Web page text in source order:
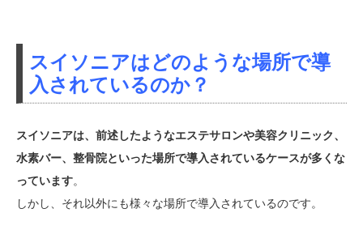
スイソニアはどのような場所で導
入されているのか？
スイソニアは、前述したようなエステサロンや美容クリニック、
水素バー、整骨院といった場所で導入されているケースが多くな
っています。
しかし、それ以外にも様々な場所で導入されているのです。